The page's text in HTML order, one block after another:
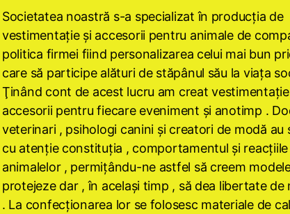
Societatea noastră s-a specializat în producţia de
vestimentaţie şi accesorii pentru animale de
politica firmei fiind personalizarea celui mai bun
care să participe alături de stăpânul său la viaţa
Ţinând cont de acest lucru am creat
accesorii pentru fiecare eveniment şi anotimp .
veterinari , psihologi canini şi creatori de modă au
cu atenţie constituţia , comportamentul şi reacţiile
animalelor , permiţându-ne astfel să creem
protejeze dar , în acelaşi timp , să dea libertate de
. La confecţionarea lor se folosesc materiale de